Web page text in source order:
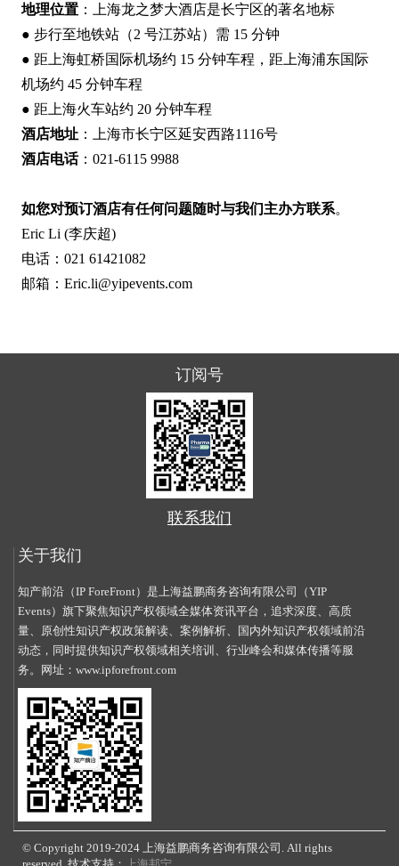
地理位置：上海龙之梦大酒店是长宁区的著名地标
● 步行至地铁站（2 号江苏站）需 15 分钟
● 距上海虹桥国际机场约 15 分钟车程，距上海浦东国际
机场约 45 分钟车程
● 距上海火车站约 20 分钟车程
酒店地址：上海市长宁区延安西路1116号
酒店电话：021-6115 9988
如您对预订酒店有任何问题随时与我们主办方联系。
Eric Li (李庆超)
电话：021 61421082
邮箱：Eric.li@yipevents.com
订阅号
联系我们
关于我们
知产前沿（IP ForeFront）是上海益鹏商务咨询有限公司（YIP
Events）旗下聚焦知识产权领域全媒体资讯平台，追求深度、高质
量、原创性知识产权政策解读、案例解析、国内外知识产权领域前沿
动态，同时提供知识产权领域相关培训、行业峰会和媒体传播等服
务。网址： www.ipforefront.com
© Copyright 2019-2024 上海益鹏商务咨询有限公司. All rights